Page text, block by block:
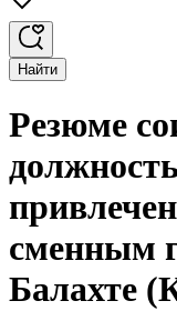
Найти
Резюме
сменным
Балахте